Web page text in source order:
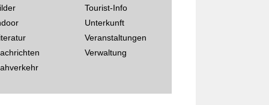
Tourist-Info
Unterkunft
Veranstaltungen
Verwaltung